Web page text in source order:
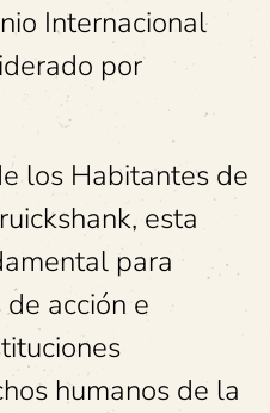
Internacional
por
los Habitantes de
esta
para
acción e
humanos de la